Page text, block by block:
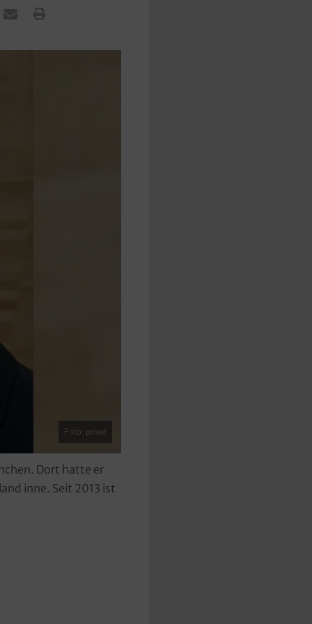
Foto: privat
Dort hatte er
inne. Seit 2013 ist